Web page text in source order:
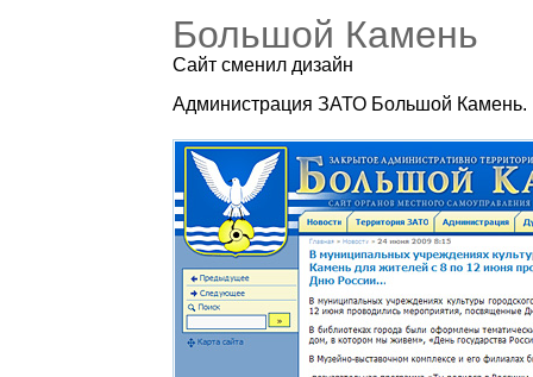
Большой Камень
Cайт сменил дизайн
Администрация ЗАТО Большой Камень.